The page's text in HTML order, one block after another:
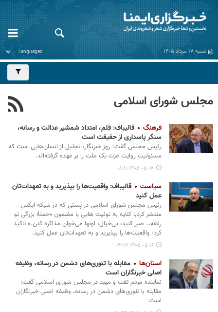
شنبه ۱۷ مرداد ۱۴۰۵
مجلس شورای اسلامی
فرهنگ
قالیباف: قلم، امتداد شمشیر عدالت و رسانه،
سنگر پاسداری از حقیقت است
رئیس مجلس گفت: روز خبرنگار، تجلیل از انسان‌هایی است که
مسئولیت روایت عزت یک ملت را بر عهده گرفته‌اند.
۱۴۰۵-۰۵-۱۷ ۰۸:۱۱
سیاست
قالیباف: واقعیت‌ها را بپذیرید و به تعهدات‌تان
عمل کنید
رئیس مجلس شورای اسلامی در پستی که در شبکه ایکس
منتشر کردبا کنایه به توئیت هایی با مضمون «حملهٔ بزرگی تو
راهه… صبر کنید، بی‌خیال، اونها می‌خوان مذاکره کنن.» تاکید
کرد: واقعیت‌ها را بپذیرید و به تعهدات‌تان عمل کنید.
۱۴۰۵-۰۵-۱۶ ۰۳:۱۷
استان‌ها
مقابله با تئوری‌های دشمن در رسانه، وظیفه
اصلی خبرنگاران است
نماینده مردم تفت و میبد در مجلس شورای اسلامی گفت:
مقابله با تئوری‌های دشمن در رسانه، وظیفه اصلی خبرنگاران
است.